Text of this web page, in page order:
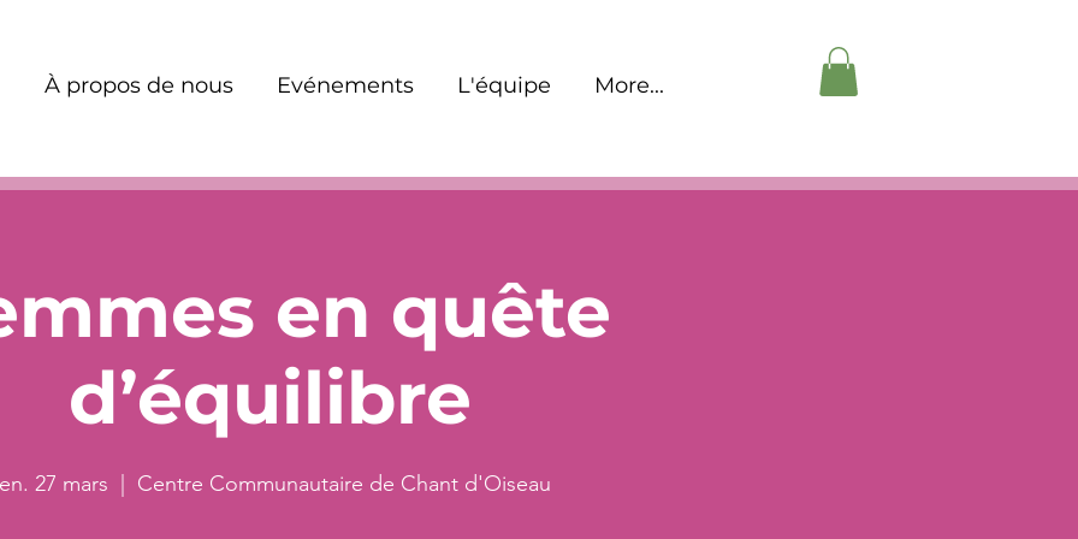
À propos de nous Evénements L'équipe More...
en quête
d’équilibre
27 mars
  |
Centre Communautaire de Chant d'Oiseau